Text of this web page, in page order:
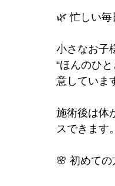
🌿 忙しい
小さなお子
“ほんのひ
意していま
施術後は体
スできます。
🌸 初めて